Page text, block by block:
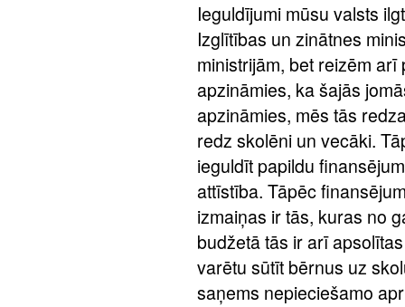
Ieguldījumi mūsu valsts
Izglītības un zinātnes
ministrijām, bet reizēm
apzināmies, ka šajās
apzināmies, mēs tās
redz skolēni un vecāki.
ieguldīt papildu
attīstība. Tāpēc
izmaiņas ir tās, kuras no
budžetā tās ir arī
varētu sūtīt bērnus uz
saņems nepieciešamo